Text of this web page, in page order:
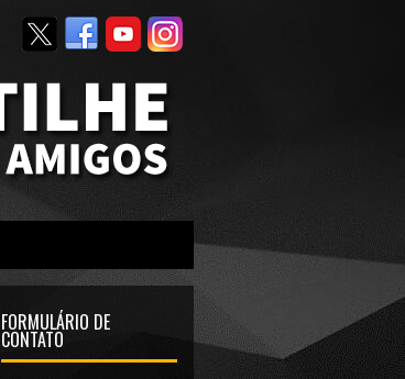
FORMULÁRIO DE
CONTATO